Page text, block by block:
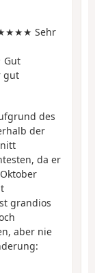
Sehr
des
der
da er
grandios
aber nie